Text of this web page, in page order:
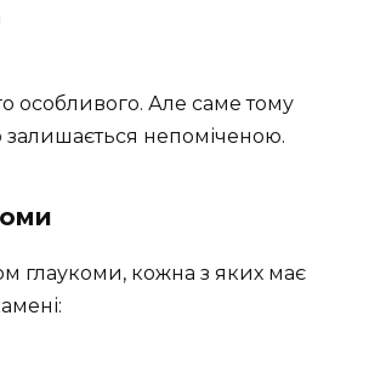
особливого. Але саме тому
залишається непоміченою.
глаукоми, кожна з яких має